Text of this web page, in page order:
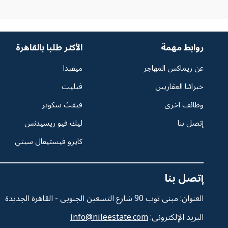
روابط مهمة
عن ريماكس المهاجر
خبرائنا العقاريين
وظائف اخرى
إتصل بنا
الأكثر طلبا بالقاهرة
ميفيدا
فيليت
فيفث سكوير
ليك فيو ريسيدنس
كايرو فيستيفال سيتي
إتصل بنا
العنوان: مبنى توب 90 شارع التسعين الجنوبى - القاهرة الجديدة
البريد الإلكترونى:info@nileestate.com